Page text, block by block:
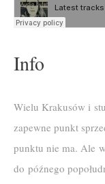
Info
Wielu Krakusów i
zapewne punkt
punktu nie ma. Ale
do późnego